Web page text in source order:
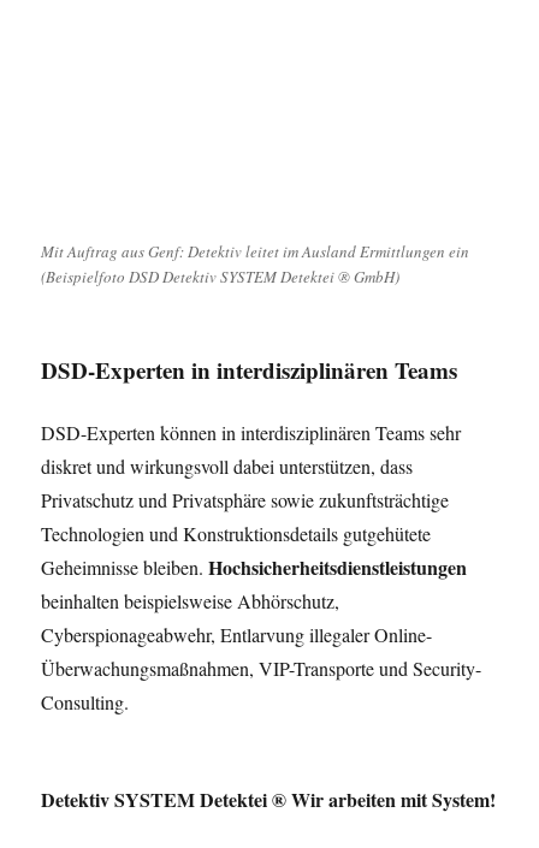
Mit Auftrag aus Genf: Detektiv leitet im Ausland Ermittlungen ein
(Beispielfoto DSD Detektiv SYSTEM Detektei ® GmbH)
DSD-Experten in interdisziplinären Teams
DSD-Experten können in interdisziplinären Teams sehr
diskret und wirkungsvoll dabei unterstützen, dass
Privatschutz und Privatsphäre sowie zukunftsträchtige
Technologien und Konstruktionsdetails gutgehütete
Geheimnisse bleiben.Hochsicherheitsdienstleistungen
beinhalten beispielsweise Abhörschutz,
Cyberspionageabwehr, Entlarvung illegaler Online-
Überwachungsmaßnahmen, VIP-Transporte und Security-
Consulting.
Detektiv SYSTEM Detektei ® Wir arbeiten mit System!